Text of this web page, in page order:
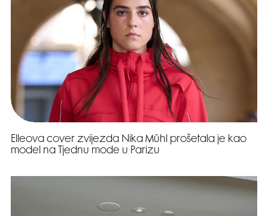
Elleova cover zvijezda Nika Mühl prošetala je kao
model na Tjednu mode u Parizu